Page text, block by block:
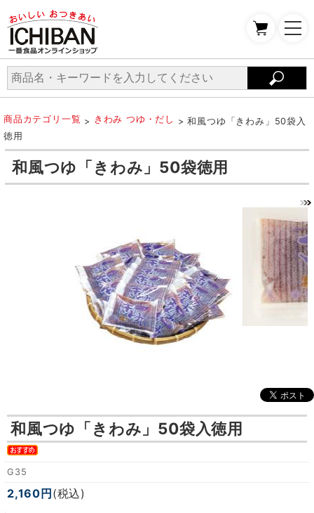
商品カテゴリ一覧 > きわみ つゆ・だし > 和風つゆ「きわみ」50袋入
徳用
和風つゆ「きわみ」50袋徳用
和風つゆ「きわみ」50袋入徳用
G35
2,160円 (税込)